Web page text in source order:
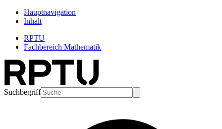
Hauptnavigation
Inhalt
RPTU
Fachbereich Mathematik
Suchbegriff